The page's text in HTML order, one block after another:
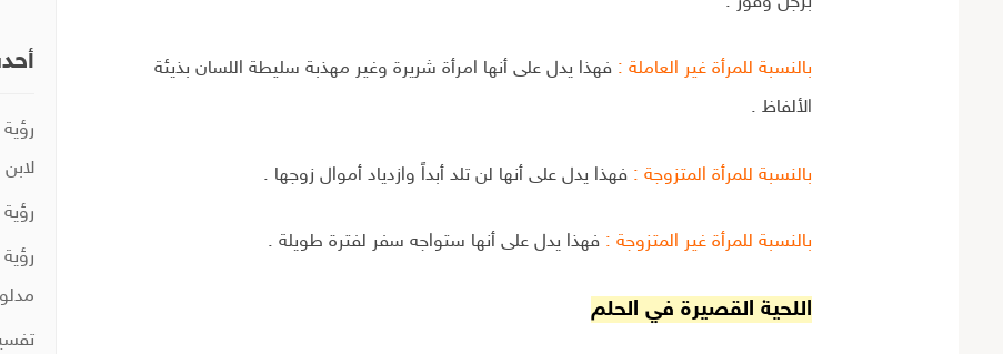
بالنسبة للمرأة غير العاملة : فهذا يدل على أنها امرأة شريرة وغير مهذبة سليطة اللسان بذيئة
الألفاظ .
بالنسبة للمرأة المتزوجة : فهذا يدل على أنها لن تلد أبداً وازدياد أموال زوجها .
بالنسبة للمرأة غير المتزوجة : فهذا يدل على أنها ستواجه سفر لفترة طويلة .
اللحية القصيرة في الحلم